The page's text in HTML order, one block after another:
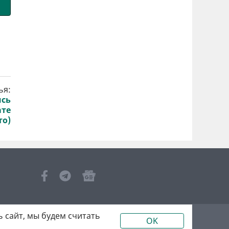
сайт, мы будем считать OK